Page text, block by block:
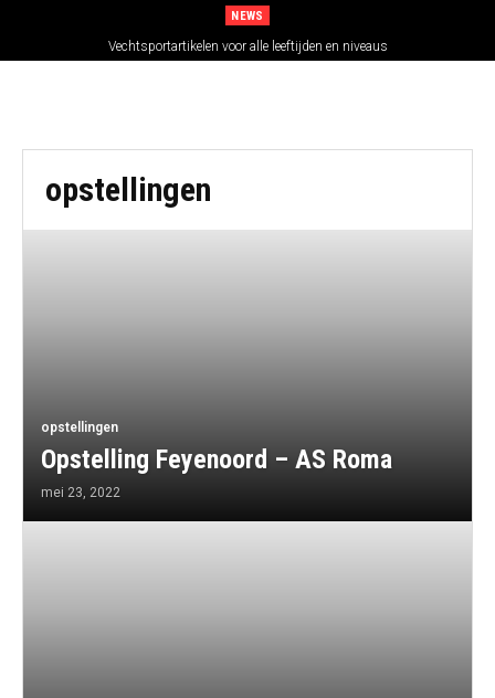
NEWS
Vechtsportartikelen voor alle leeftijden en niveaus
opstellingen
opstellingen
Opstelling Feyenoord – AS Roma
mei 23, 2022